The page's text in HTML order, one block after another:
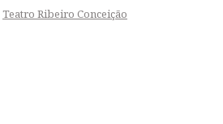
Teatro Ribeiro Conceição